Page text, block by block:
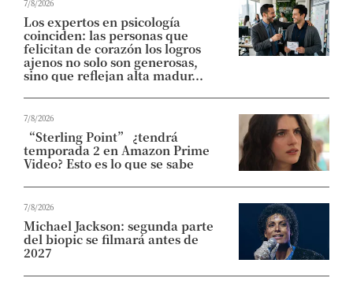
7/8/2026
Los expertos en psicología
coinciden: las personas que
felicitan de corazón los logros
ajenos no solo son generosas,
sino que reflejan alta madur...
7/8/2026
“Sterling Point” ¿tendrá
temporada 2 en Amazon Prime
Video? Esto es lo que se sabe
7/8/2026
Michael Jackson: segunda parte
del biopic se filmará antes de
2027